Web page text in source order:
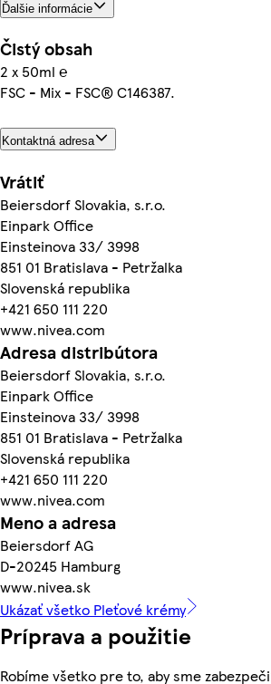
Ďalšie informácie
Čistý obsah
2 x 50ml ℮
FSC - Mix - FSC® C146387.
Kontaktná adresa
Vrátiť
Beiersdorf Slovakia, s.r.o.
Einpark Office
Einsteinova 33/ 3998
851 01 Bratislava - Petržalka
Slovenská republika
+421 650 111 220
www.nivea.com
Adresa distribútora
Beiersdorf Slovakia, s.r.o.
Einpark Office
Einsteinova 33/ 3998
851 01 Bratislava - Petržalka
Slovenská republika
+421 650 111 220
www.nivea.com
Meno a adresa
Beiersdorf AG
D-20245 Hamburg
www.nivea.sk
Ukázať všetko Pleťové krémy
Príprava a použitie
Robíme všetko pre to, aby sme